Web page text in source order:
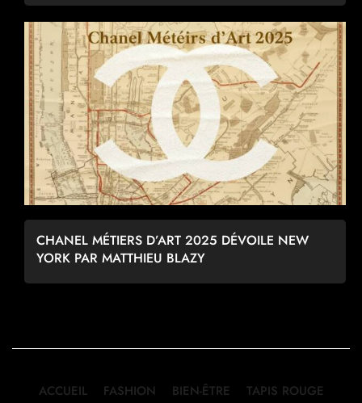
CHANEL MÉTIERS D’ART 2025 DÉVOILE NEW
YORK PAR MATTHIEU BLAZY
ACCUEIL FASHION BIEN-ÊTRE
TAPIS ROUGE